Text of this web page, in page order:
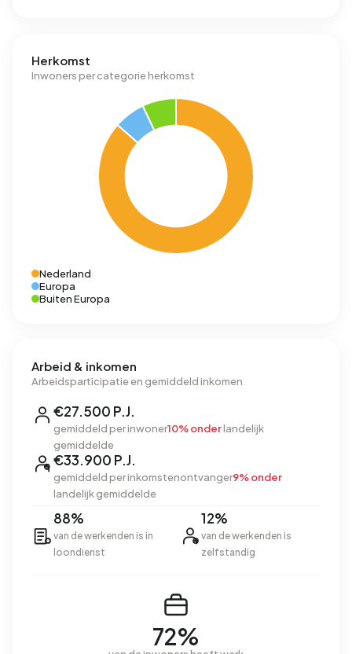
Herkomst
Inwoners per categorie herkomst
Nederland
Europa
Buiten Europa
Arbeid & inkomen
Arbeidsparticipatie en gemiddeld inkomen
€27.500 P.J.
gemiddeld per inwoner10% onderlandelijk
gemiddelde
€33.900 P.J.
gemiddeld per inkomstenontvanger9% onder
landelijk gemiddelde
88%
van de werkenden is in
loondienst
12%
van de werkenden is
zelfstandig
72%